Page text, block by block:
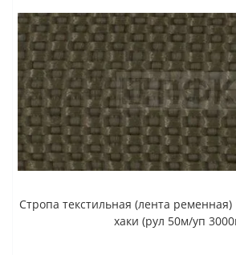
Стропа текстильная (лента
хаки (рул 50м/уп